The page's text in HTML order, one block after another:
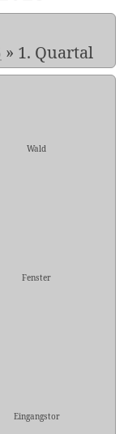
» 1. Quartal
Wald
Fenster
Eingangstor